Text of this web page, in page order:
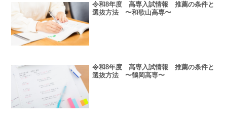
令和8年度 高専入試情報 推薦の条件と
選抜方法 〜和歌山高専〜
令和8年度 高専入試情報 推薦の条件と
選抜方法 〜鶴岡高専〜